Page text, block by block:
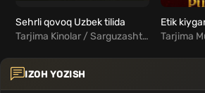
Sehrli qovoq Uzbek tilida
Tarjima Kinolar / Sarguzasht / Oilaviy / Fentezi / Xorij Kinolar Uzbek Tilida
IZOH YOZISH